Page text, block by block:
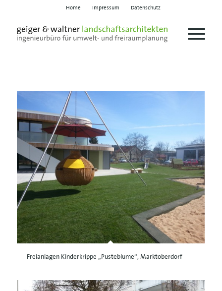
Home Impressum Datenschutz
Freianlagen Kinderkrippe „Pusteblume“, Marktoberdorf